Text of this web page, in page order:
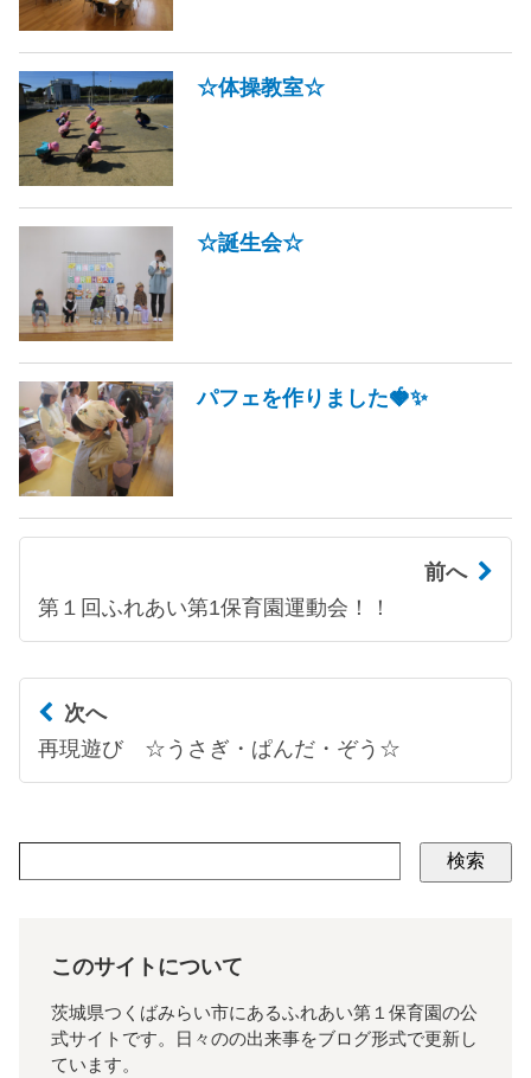
☆体操教室☆
☆誕生会☆
パフェを作りました🍓✨
前へ
第１回ふれあい第1保育園運動会！！
次へ
再現遊び ☆うさぎ・ぱんだ・ぞう☆
検索
このサイトについて
茨城県つくばみらい市にあるふれあい第１保育園の公
式サイトです。日々のの出来事をブログ形式で更新し
ています。